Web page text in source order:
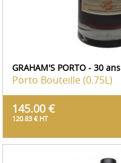
GRAHAM'S PORTO - 30 ans
Porto Bouteille (0.75L)
145.00 €
120.83 € HT